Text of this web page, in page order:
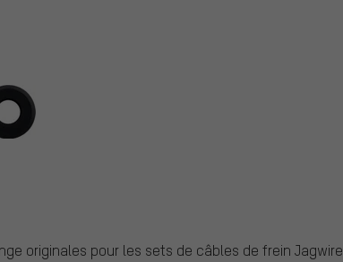
originales pour les sets de câbles de frein Jagwire